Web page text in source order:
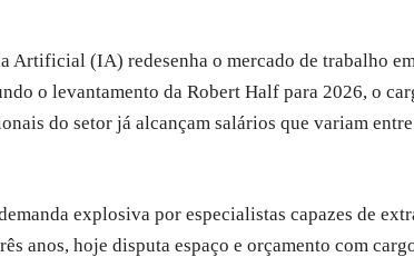
Artificial (IA) redesenha o mercado de trabalho
o levantamento da Robert Half para 2026, o
do setor já alcançam salários que variam entre
explosiva por especialistas capazes de
anos, hoje disputa espaço e orçamento com